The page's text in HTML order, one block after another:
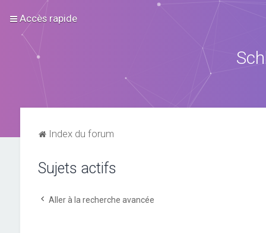
Accès rapide
Index du forum
Sujets actifs
Aller à la recherche avancée